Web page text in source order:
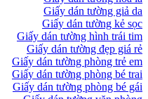
Giấy dán tường giả da
Giấy dán tường kẻ sọc
Giấy dán tường hình trái tim
Giấy dán tường đẹp giá rẻ
Giấy dán tường phòng trẻ em
Giấy dán tường phòng bé trai
Giấy dán tường phòng bé gái